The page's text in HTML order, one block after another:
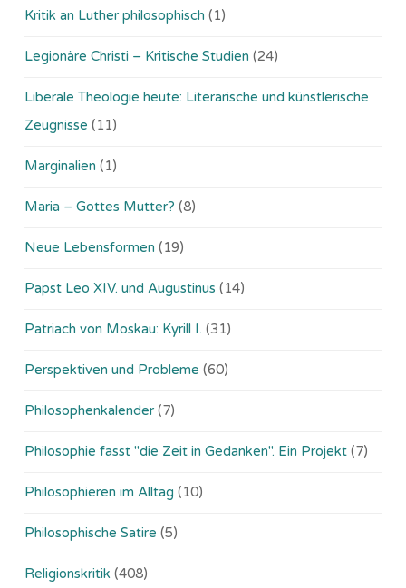
Kritik an Luther philosophisch (1)
Legionäre Christi – Kritische Studien (24)
Liberale Theologie heute: Literarische und künstlerische
Zeugnisse (11)
Marginalien (1)
Maria – Gottes Mutter? (8)
Neue Lebensformen (19)
Papst Leo XIV. und Augustinus (14)
Patriach von Moskau: Kyrill I. (31)
Perspektiven und Probleme (60)
Philosophenkalender (7)
Philosophie fasst "die Zeit in Gedanken". Ein Projekt (7)
Philosophieren im Alltag (10)
Philosophische Satire (5)
Religionskritik (408)